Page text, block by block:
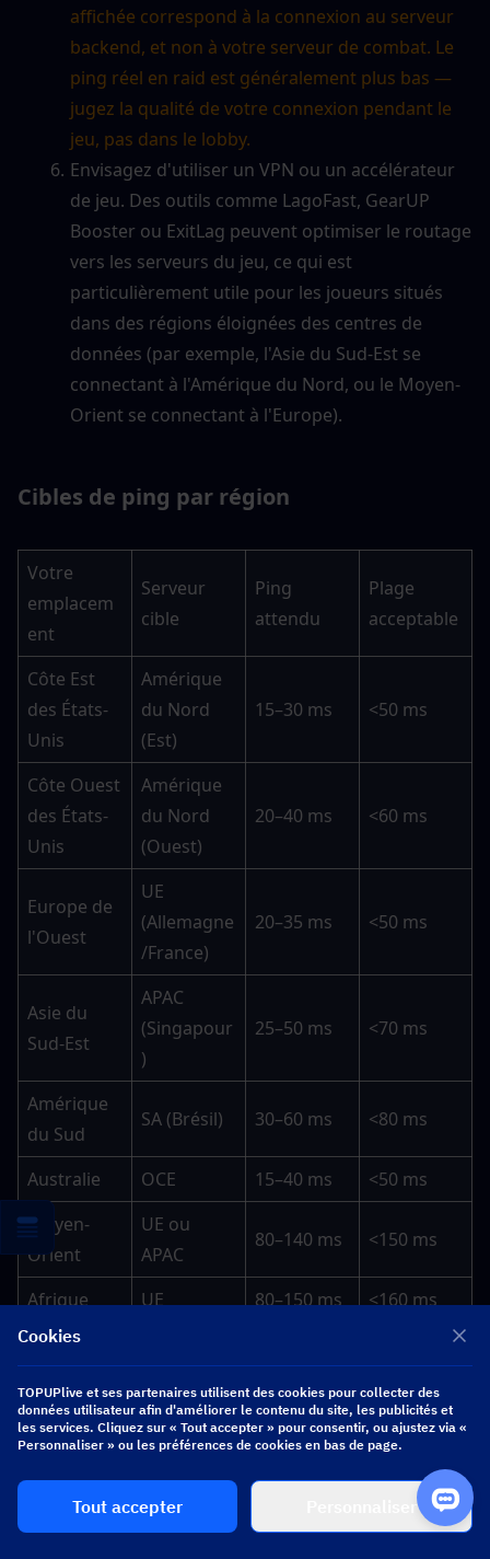
affichée correspond à la connexion au serveur
backend, et non à votre serveur de combat. Le
ping réel en raid est généralement plus bas —
jugez la qualité de votre connexion pendant le
jeu, pas dans le lobby.
Envisagez d'utiliser un VPN ou un accélérateur
de jeu. Des outils comme LagoFast, GearUP
Booster ou ExitLag peuvent optimiser le routage
vers les serveurs du jeu, ce qui est
particulièrement utile pour les joueurs situés
dans des régions éloignées des centres de
données (par exemple, l'Asie du Sud-Est se
connectant à l'Amérique du Nord, ou le Moyen-
Orient se connectant à l'Europe).
Cibles de ping par région
Votre
emplacem
ent
Serveur
cible
Ping
attendu
Plage
acceptable
Côte Est
des États-
Unis
Amérique
du Nord
(Est)
15–30 ms <50 ms
Côte Ouest
des États-
Unis
Amérique
du Nord
(Ouest)
20–40 ms <60 ms
Europe de
l'Ouest
UE
(Allemagne
/France)
20–35 ms <50 ms
Asie du
Sud-Est
APAC
(Singapour
)
25–50 ms <70 ms
Amérique
du Sud
SA (Brésil) 30–60 ms <80 ms
Australie OCE 15–40 ms
<50 ms
Moyen-
Orient
UE ou
APAC
80–140 ms <150 ms
Afrique UE 80–150 ms <160 ms
▍Quelle version devriez-vous
choisir ? Cadre de décision
Cookies
TOPUPlive et ses partenaires utilisent des cookies pour collecter des
données utilisateur afin d'améliorer le contenu du site, les publicités et
les services. Cliquez sur « Tout accepter » pour consentir, ou ajustez via «
Personnaliser » ou les préférences de cookies en bas de page.
Tout accepter Personnaliser